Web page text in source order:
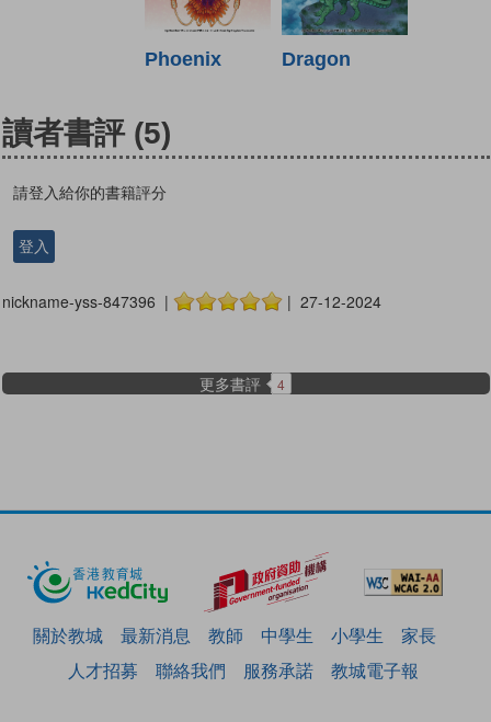
Phoenix Dragon
讀者書評 (5)
請登入給你的書籍評分
登入
nickname-yss-847396 | | 27-12-2024
更多書評 4
關於教城 最新消息 教師 中學生 小學生
家長
人才招募
聯絡我們 服務承諾 教城電子報